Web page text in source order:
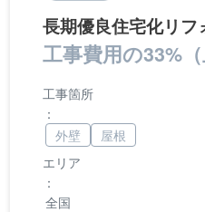
長期優良住宅化リフ
工事費用の33%（
エリア
：
全国
工事箇所
：
外壁
屋根